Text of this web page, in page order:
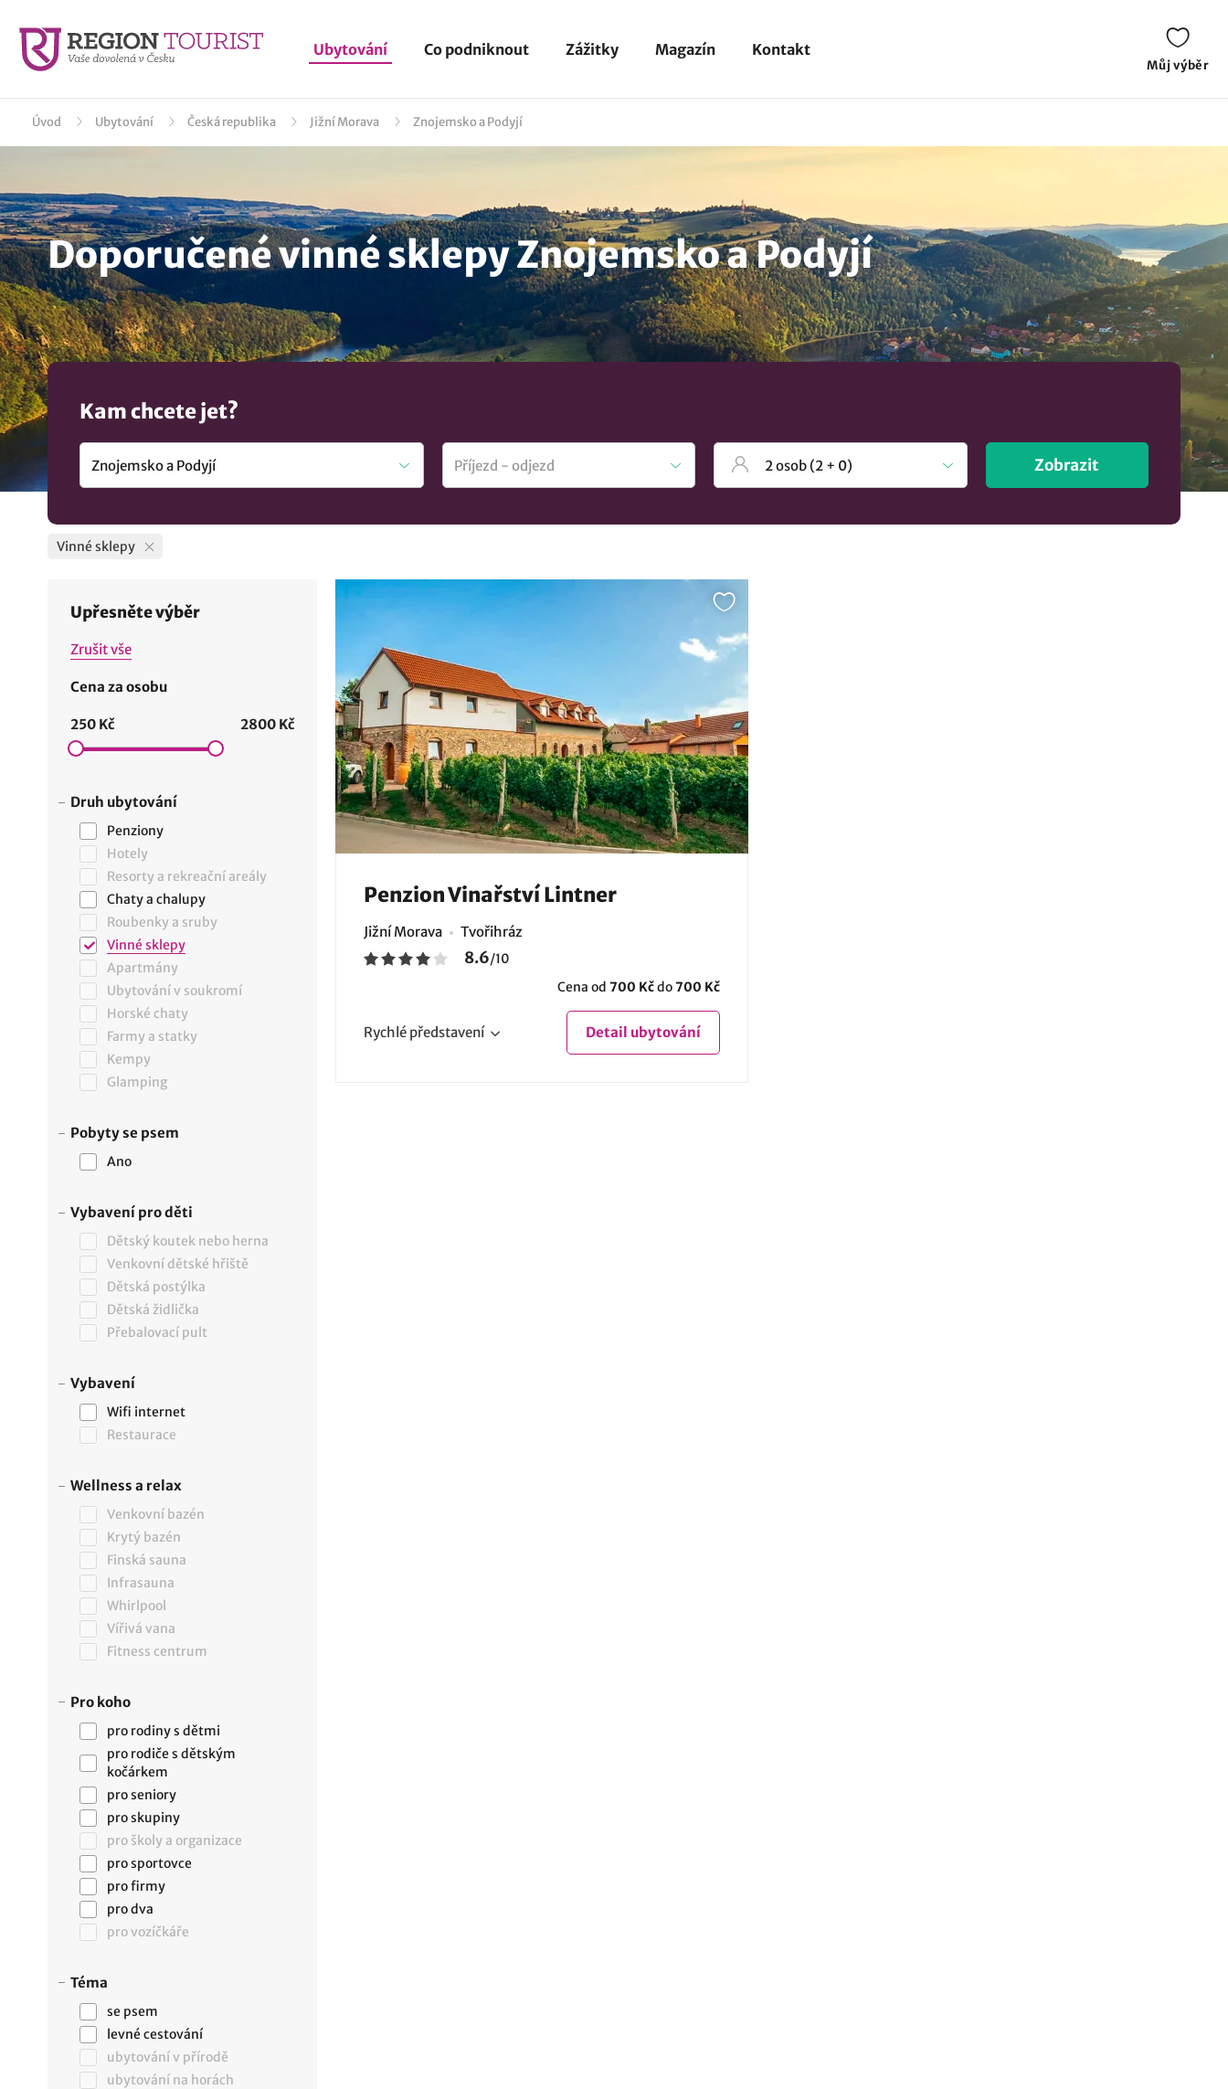
Ubytování Co podniknout Zážitky Magazín Kontakt
Můj výběr
Úvod Ubytování Česká republika Jižní Morava Znojemsko a Podyjí
Doporučené vinné sklepy Znojemsko a Podyjí
Kam chcete jet?
Zobrazit
Vinné sklepy
Upřesněte výběr
Zrušit vše
Cena za osobu
250 Kč 2800 Kč
Druh ubytování
Penziony
Hotely
Resorty a rekreační areály
Chaty a chalupy
Roubenky a sruby
Vinné sklepy
Apartmány
Ubytování v soukromí
Horské chaty
Farmy a statky
Kempy
Glamping
Pobyty se psem
Ano
Vybavení pro děti
Dětský koutek nebo herna
Venkovní dětské hřiště
Dětská postýlka
Dětská židlička
Přebalovací pult
Vybavení
Wifi internet
Restaurace
Wellness a relax
Venkovní bazén
Krytý bazén
Finská sauna
Infrasauna
Whirlpool
Vířivá vana
Fitness centrum
Pro koho
pro rodiny s dětmi
pro rodiče s dětským
kočárkem
pro seniory
pro skupiny
pro školy a organizace
pro sportovce
pro firmy
pro dva
pro vozíčkáře
Téma
se psem
levné cestování
ubytování v přírodě
ubytování na horách
Penzion Vinařství Lintner
Jižní Morava Tvořihráz
8.6/10
Cena od 700 Kčdo700 Kč
Rychlé představení Detail ubytování